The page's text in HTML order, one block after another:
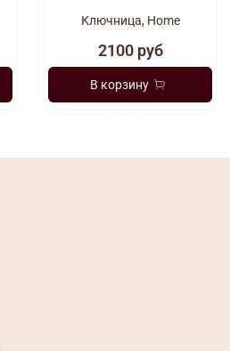
Ключница, Home
2100 руб
В корзину